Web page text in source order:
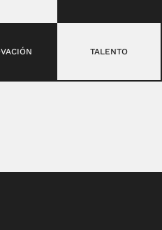
TALENTO